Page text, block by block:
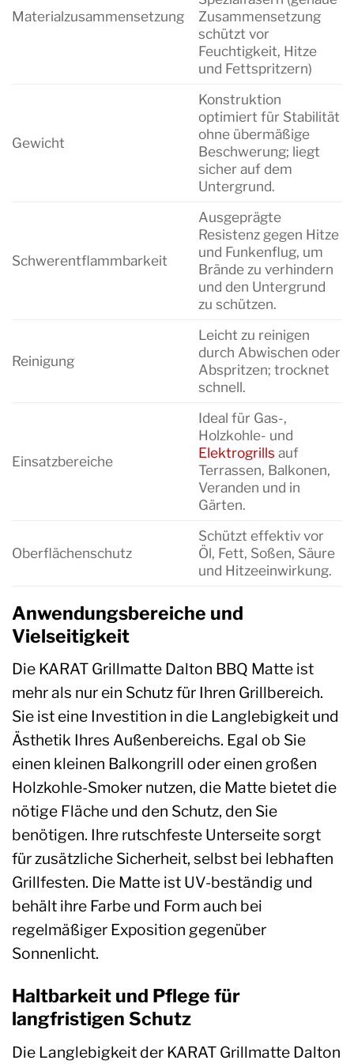
Materialzusammensetzung
Zusammensetzung
schützt vor
Feuchtigkeit, Hitze
und Fettspritzern)
Gewicht
Konstruktion
optimiert für Stabilität
ohne übermäßige
Beschwerung; liegt
sicher auf dem
Untergrund.
Schwerentflammbarkeit
Ausgeprägte
Resistenz gegen Hitze
und Funkenflug, um
Brände zu verhindern
und den Untergrund
zu schützen.
Reinigung
Leicht zu reinigen
durch Abwischen oder
Abspritzen; trocknet
schnell.
Einsatzbereiche
Ideal für Gas-,
Holzkohle- und
Elektrogrills auf
Terrassen, Balkonen,
Veranden und in
Gärten.
Oberflächenschutz
Schützt effektiv vor
Öl, Fett, Soßen, Säure
und Hitzeeinwirkung.
Anwendungsbereiche und
Vielseitigkeit
Die KARAT Grillmatte Dalton BBQ Matte ist
mehr als nur ein Schutz für Ihren Grillbereich.
Sie ist eine Investition in die Langlebigkeit und
Ästhetik Ihres Außenbereichs. Egal ob Sie
einen kleinen Balkongrill oder einen großen
Holzkohle-Smoker nutzen, die Matte bietet die
nötige Fläche und den Schutz, den Sie
benötigen. Ihre rutschfeste Unterseite sorgt
für zusätzliche Sicherheit, selbst bei lebhaften
Grillfesten. Die Matte ist UV-beständig und
behält ihre Farbe und Form auch bei
regelmäßiger Exposition gegenüber
Sonnenlicht.
Haltbarkeit und Pflege für
langfristigen Schutz
Die Langlebigkeit der KARAT Grillmatte Dalton